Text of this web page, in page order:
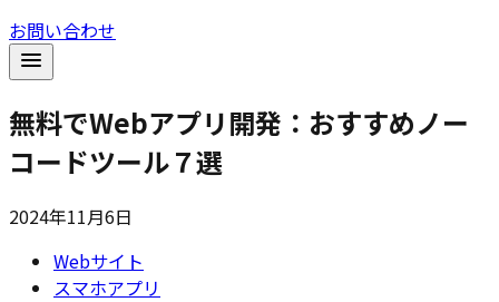
お問い合わせ
無料でWebアプリ開発：おすすめノー
コードツール７選
2024年11月6日
Webサイト
スマホアプリ